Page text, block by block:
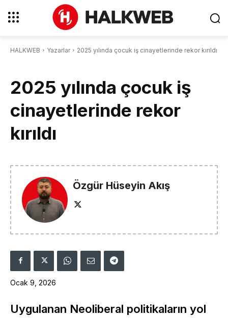
HALKWEB Yazarlar 2025 yılında çocuk iş cinayetlerinde rekor kırıldı
2025 yılında çocuk iş
cinayetlerinde rekor
kırıldı
Özgür Hüseyin Akış
Ocak 9, 2026
Uygulanan Neoliberal politikaların yol